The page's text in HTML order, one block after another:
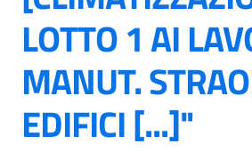
LOTTO 1 AI
MANUT.
EDIFICI [...]"